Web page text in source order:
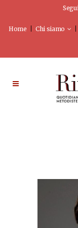
Home Chi siamo